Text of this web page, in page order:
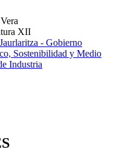
XII
- Gobierno
Sostenibilidad y Medio
Industria